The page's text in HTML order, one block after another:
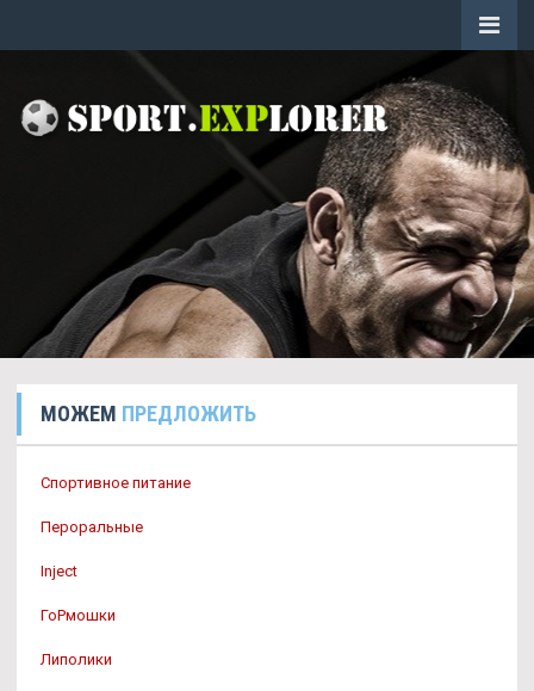
МОЖЕМ ПРЕДЛОЖИТЬ
Спортивное питание
Пероральные
Inject
ГоРмошки
Липолики